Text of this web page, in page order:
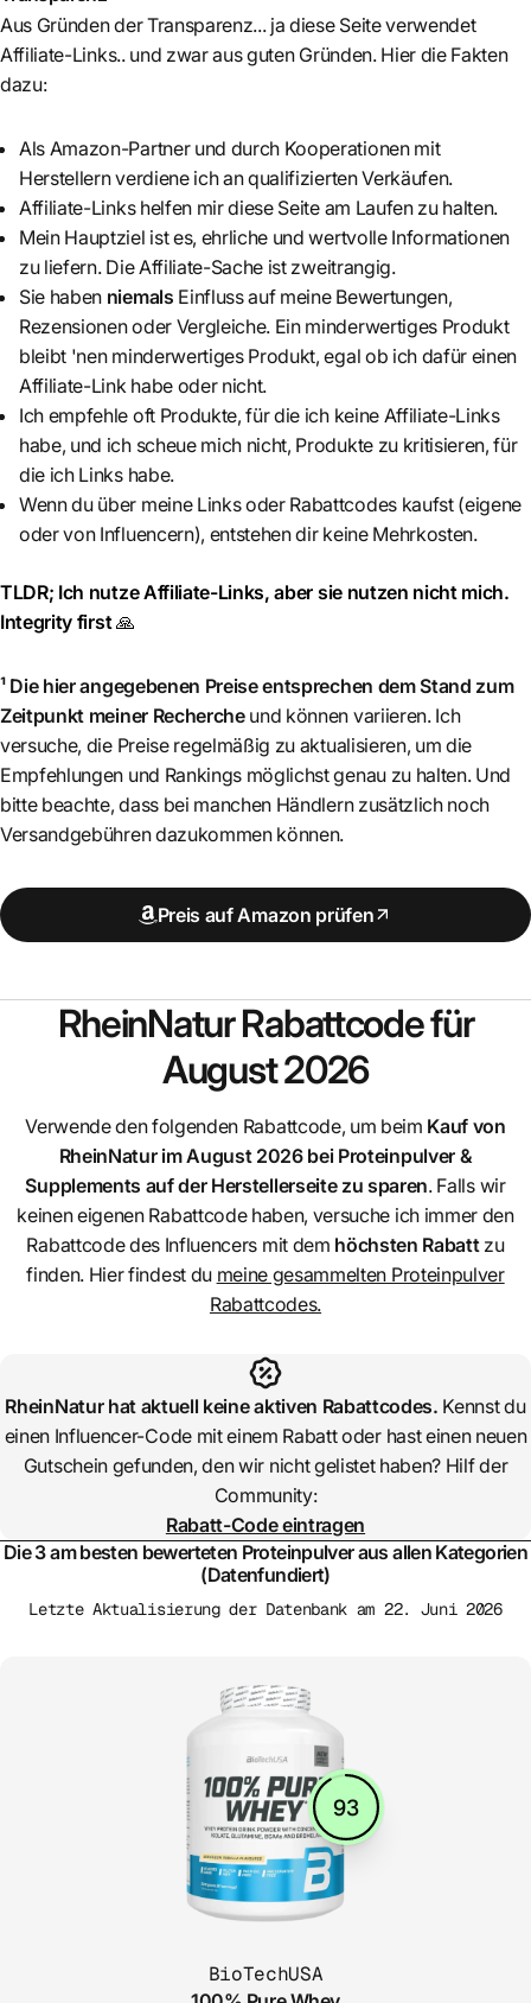
Aus Gründen der Transparenz... ja diese Seite verwendet
Affiliate-Links.. und zwar aus guten Gründen. Hier die Fakten
dazu:
Als Amazon-Partner und durch Kooperationen mit
Herstellern verdiene ich an qualifizierten Verkäufen.
Affiliate-Links helfen mir diese Seite am Laufen zu halten.
Mein Hauptziel ist es, ehrliche und wertvolle Informationen
zu liefern. Die Affiliate-Sache ist zweitrangig.
Sie haben niemals Einfluss auf meine Bewertungen,
Rezensionen oder Vergleiche. Ein minderwertiges Produkt
bleibt 'nen minderwertiges Produkt, egal ob ich dafür einen
Affiliate-Link habe oder nicht.
Ich empfehle oft Produkte, für die ich keine Affiliate-Links
habe, und ich scheue mich nicht, Produkte zu kritisieren, für
die ich Links habe.
Wenn du über meine Links oder Rabattcodes kaufst (eigene
oder von Influencern), entstehen dir keine Mehrkosten.
TLDR; Ich nutze Affiliate-Links, aber sie nutzen nicht mich.
Integrity first🙏
¹ Die hier angegebenen Preise entsprechen dem Stand zum
Zeitpunkt meiner Rechercheund können variieren. Ich
versuche, die Preise regelmäßig zu aktualisieren, um die
Empfehlungen und Rankings möglichst genau zu halten. Und
bitte beachte, dass bei manchen Händlern zusätzlich noch
Versandgebühren dazukommen können.
Preis auf Amazon prüfen
RheinNaturRabattcode für
August 2026
Verwende den folgenden Rabattcode, um beim Kauf von
RheinNaturim August 2026 bei Proteinpulver &
Supplements auf der Herstellerseite zu sparen. Falls wir
keinen eigenen Rabattcode haben, versuche ich immer den
Rabattcode des Influencers mit dem höchsten Rabattzu
finden. Hier findest du meine gesammelten Proteinpulver
Rabattcodes.
RheinNaturhat aktuell keine aktiven Rabattcodes. Kennst du
einen Influencer-Code mit einem Rabatt oder hast einen neuen
Gutschein gefunden, den wir nicht gelistet haben? Hilf der
Community:
Rabatt-Code eintragen
Die 3 am besten bewerteten Proteinpulver aus allen Kategorien
(Datenfundiert)
Letzte Aktualisierung der Datenbank am 22. Juni 2026
93
BioTechUSA